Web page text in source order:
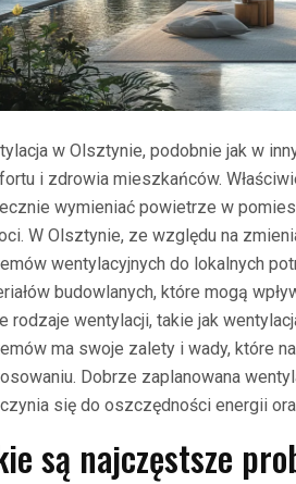
w Olsztynie, podobnie jak w
i zdrowia mieszkańców.
wymieniać powietrze w
W Olsztynie, ze względu na
wentylacyjnych do lokalnych
budowlanych, które mogą
rodzaje wentylacji, takie jak
ma swoje zalety i wady, które
Dobrze zaplanowana
się do oszczędności energii
są najczęstsze